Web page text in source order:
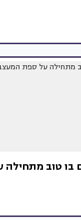
בו טוב